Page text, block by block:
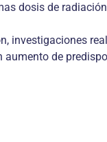
dosis de
investigaciones
de